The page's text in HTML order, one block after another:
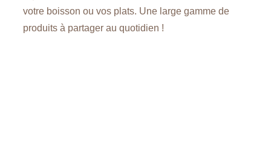
votre boisson ou vos plats. Une large gamme de
produits à partager au quotidien !